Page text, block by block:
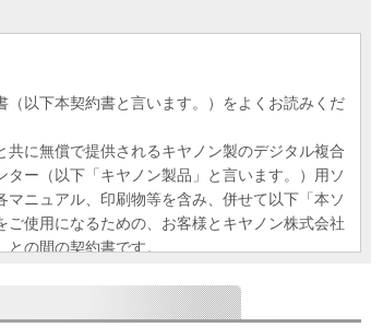
（以下本契約書と言います。）をよくお読みくだ
共に無償で提供されるキヤノン製のデジタル複合
ター（以下「キヤノン製品」と言います。）用ソ
マニュアル、印刷物等を含み、併せて以下「本ソ
ご使用になるための、お客様とキヤノン株式会社
との間の契約書です。
ボタンをクリックした時点、または「本ソフト
れかをもって、本契約書に同意したことになりま